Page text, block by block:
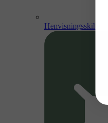
Henvisningsskilte